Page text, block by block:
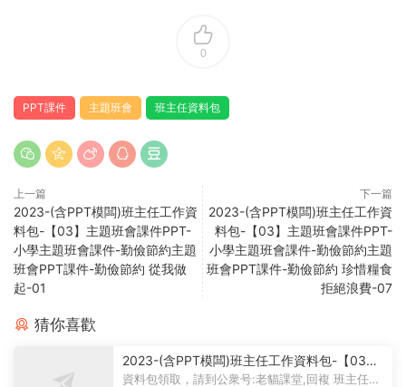
0
PPT課件 主題班會 班主任資料包
上一篇
2023-(含PPT模闆)班主任工作資
料包-【03】主題班會課件PPT-
小學主題班會課件-勤儉節約主題
班會PPT課件-勤儉節約 從我做
起-01
下一篇
2023-(含PPT模闆)班主任工作資
料包-【03】主題班會課件PPT-
小學主題班會課件-勤儉節約主題
班會PPT課件-勤儉節約 珍惜糧食
拒絕浪費-07
猜你喜歡
2023-(含PPT模闆)班主任工作資料包-【03】
主題班會課件PPT-初中主題班會課件-學習雷鋒
資料包領取，請到公衆号:老貓課堂,回複 班主任。